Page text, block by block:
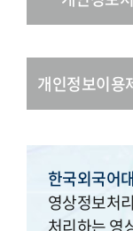
개인정보이용
한국외국어
영상정보처
처리하는 영